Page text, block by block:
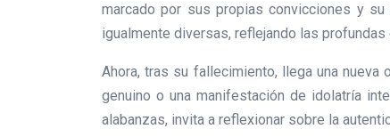
marcado por sus propias convicciones y
igualmente diversas, reflejando las
Ahora, tras su fallecimiento, llega una
genuino o una manifestación de idolatría
alabanzas, invita a reflexionar sobre la